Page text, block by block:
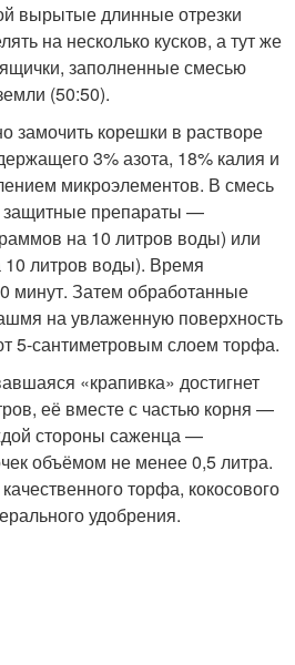
вырытые длинные отрезки
на несколько кусков, а тут же
заполненные смесью
(50:50).
замочить корешки в растворе
3% азота, 18% калия и
микроэлементов. В смесь
защитные препараты —
на 10 литров воды) или
литров воды). Время
минут. Затем обработанные
на увлаженную поверхность
5-сантиметровым слоем торфа.
«крапивка» достигнет
её вместе с частью корня —
стороны саженца —
объёмом не менее 0,5 литра.
торфа, кокосового
удобрения.